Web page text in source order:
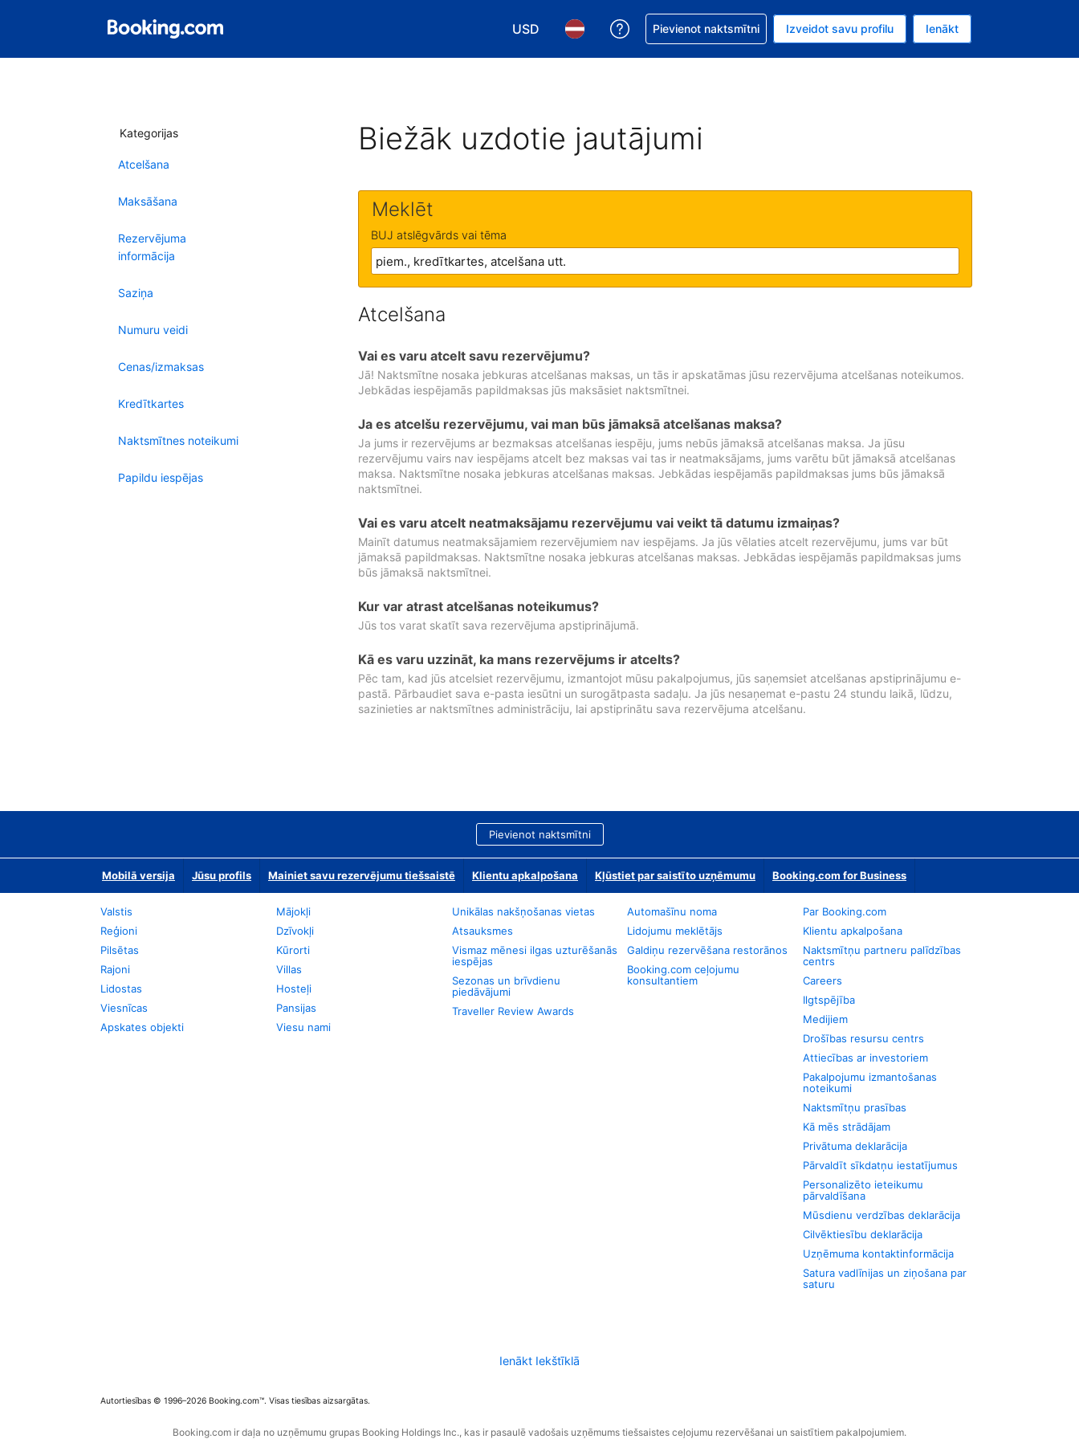
USD
Izvēlēties valūtu. Jūsu pašreizējā valūta ir ASV dolārs.
Izvēlēties valodu. Jūsu pašreizējā valoda ir Latviski.
Saņemiet palīdzību saistībā ar savu rezervējumu.
Pievienot naktsmītni Izveidot savu profilu Ienākt
Kategorijas
Atcelšana
Maksāšana
Rezervējuma
informācija
Saziņa
Numuru veidi
Cenas/izmaksas
Kredītkartes
Naktsmītnes noteikumi
Papildu iespējas
Biežāk uzdotie jautājumi
Meklēt
BUJ atslēgvārds vai tēma
Atcelšana
Vai es varu atcelt savu rezervējumu?
Jā! Naktsmītne nosaka jebkuras atcelšanas maksas, un tās ir apskatāmas jūsu rezervējuma atcelšanas noteikumos.
Jebkādas iespējamās papildmaksas jūs maksāsiet naktsmītnei.
Ja es atcelšu rezervējumu, vai man būs jāmaksā atcelšanas maksa?
Ja jums ir rezervējums ar bezmaksas atcelšanas iespēju, jums nebūs jāmaksā atcelšanas maksa. Ja jūsu
rezervējumu vairs nav iespējams atcelt bez maksas vai tas ir neatmaksājams, jums varētu būt jāmaksā atcelšanas
maksa. Naktsmītne nosaka jebkuras atcelšanas maksas. Jebkādas iespējamās papildmaksas jums būs jāmaksā
naktsmītnei.
Vai es varu atcelt neatmaksājamu rezervējumu vai veikt tā datumu izmaiņas?
Mainīt datumus neatmaksājamiem rezervējumiem nav iespējams. Ja jūs vēlaties atcelt rezervējumu, jums var būt
jāmaksā papildmaksas. Naktsmītne nosaka jebkuras atcelšanas maksas. Jebkādas iespējamās papildmaksas jums
būs jāmaksā naktsmītnei.
Kur var atrast atcelšanas noteikumus?
Jūs tos varat skatīt sava rezervējuma apstiprinājumā.
Kā es varu uzzināt, ka mans rezervējums ir atcelts?
Pēc tam, kad jūs atcelsiet rezervējumu, izmantojot mūsu pakalpojumus, jūs saņemsiet atcelšanas apstiprinājumu e-
pastā. Pārbaudiet sava e-pasta iesūtni un surogātpasta sadaļu. Ja jūs nesaņemat e-pastu 24 stundu laikā, lūdzu,
sazinieties ar naktsmītnes administrāciju, lai apstiprinātu sava rezervējuma atcelšanu.
Pievienot naktsmītni
Mobilā versija Jūsu profils Mainiet savu rezervējumu tiešsaistē Klientu apkalpošana Kļūstiet par saistīto uzņēmumu Booking.com for Business
Valstis
Reģioni
Pilsētas
Rajoni
Lidostas
Viesnīcas
Apskates objekti
Mājokļi
Dzīvokļi
Kūrorti
Villas
Hosteļi
Pansijas
Viesu nami
Unikālas nakšņošanas vietas
Atsauksmes
Vismaz mēnesi ilgas uzturēšanās
iespējas
Sezonas un brīvdienu
piedāvājumi
Traveller Review Awards
Automašīnu noma
Lidojumu meklētājs
Galdiņu rezervēšana restorānos
Booking.com ceļojumu
konsultantiem
Par Booking.com
Klientu apkalpošana
Naktsmītņu partneru palīdzības
centrs
Careers
Ilgtspējība
Medijiem
Drošības resursu centrs
Attiecības ar investoriem
Pakalpojumu izmantošanas
noteikumi
Naktsmītņu prasības
Kā mēs strādājam
Privātuma deklarācija
Pārvaldīt sīkdatņu iestatījumus
Personalizēto ieteikumu
pārvaldīšana
Mūsdienu verdzības deklarācija
Cilvēktiesību deklarācija
Uzņēmuma kontaktinformācija
Satura vadlīnijas un ziņošana par
saturu
Ienākt Iekštīklā
Autortiesības © 1996–2026 Booking.com™. Visas tiesības aizsargātas.
Booking.com ir daļa no uzņēmumu grupas Booking Holdings Inc., kas ir pasaulē vadošais uzņēmums tiešsaistes ceļojumu rezervēšanai un saistītiem pakalpojumiem.